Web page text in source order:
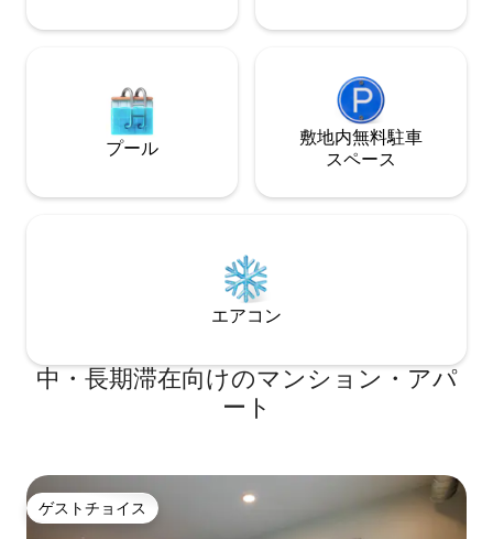
プール
敷地内無料駐⁠車
ス⁠ペ⁠ー⁠ス
エアコン
中・長期滞在向けのマンション・アパ
ート
ゲストチョイス
ゲストチョイス